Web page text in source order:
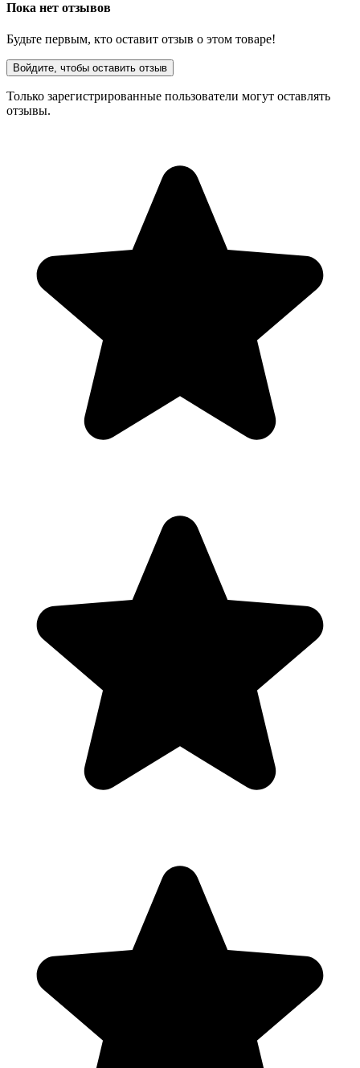
Пока нет отзывов
Будьте первым, кто оставит отзыв о этом товаре!
Войдите, чтобы оставить отзыв
Только зарегистрированные пользователи могут оставлять
отзывы.